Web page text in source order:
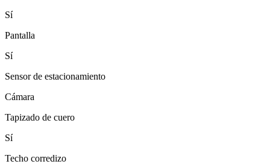
Sí
Pantalla
Sí
Sensor de estacionamiento
Cámara
Tapizado de cuero
Sí
Techo corredizo